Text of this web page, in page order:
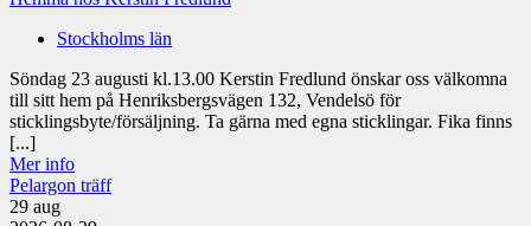
Stockholms län
Söndag 23 augusti kl.13.00 Kerstin Fredlund önskar oss välkomna
till sitt hem på Henriksbergsvägen 132, Vendelsö för
sticklingsbyte/försäljning. Ta gärna med egna sticklingar. Fika finns
[...]
Mer info
Pelargon träff
29 aug